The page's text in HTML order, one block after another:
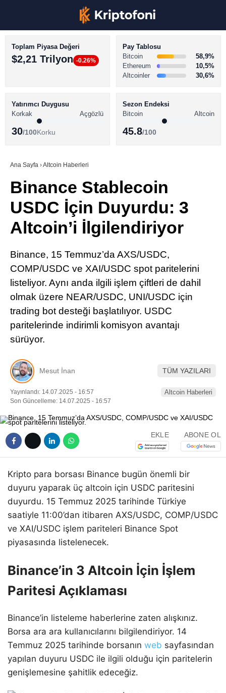
Youtube
TikTok
Pinterest
LinkedIn
Telegram
BİTCOİN HABERLERİ
ALTCOİN HABERLERİ
SÖZLÜK
Toplam Piyasa Değeri
$2,21 Trilyon -0.26%
Pay Tablosu
Bitcoin
58,9%
Ethereum
10,5%
Altcoinler
30,6%
Yatırımcı Duygusu
Korkak
Açgözlü
30/100Korku
Sezon Endeksi
Bitcoin
Altcoin
45.8/100
Ana Sayfa ›Altcoin Haberleri
Binance Stablecoin
USDC İçin Duyurdu: 3
Altcoin’i İlgilendiriyor
Binance, 15 Temmuz’da AXS/USDC,
COMP/USDC ve XAI/USDC spot paritelerini
listeliyor. Aynı anda ilgili işlem çiftleri de dahil
olmak üzere NEAR/USDC, UNI/USDC için
trading bot desteği başlatılıyor. USDC
paritelerinde indirimli komisyon avantajı
sürüyor.
Mesut İnan TÜM YAZILARI
Yayınlandı: 14.07.2025 - 16:57
Son Güncelleme: 14.07.2025 - 16:57
Altcoin Haberleri
EKLE ABONE OL
Kripto para borsası Binance bugün önemli bir
duyuru yaparak üç altcoin için USDC paritesini
duyurdu. 15 Temmuz 2025 tarihinde Türkiye
saatiyle 11:00’dan itibaren AXS/USDC, COMP/USDC
ve XAI/USDC işlem pariteleri Binance Spot
piyasasında listelenecek.
Binance’in 3 Altcoin İçin İşlem
Paritesi Açıklaması
Binance’in listeleme haberlerine zaten alışkınız.
Borsa ara ara kullanıcılarını bilgilendiriyor. 14
Temmuz 2025 tarihinde borsanın web sayfasından
yapılan duyuru USDC ile ilgili olduğu için paritelerin
genişlemesine şahitlik edeceğiz.